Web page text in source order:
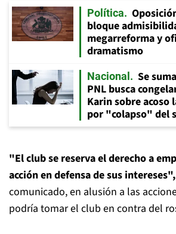
Política
bloque
megarreforma y
dramatismo
Nacional
Se
PNL busca
Karin sobre acoso
por "colapso" del
"El club se reserva el derecho a
acción en defensa de sus intereses",
comunicado, en alusión a las
podría tomar el club en contra del